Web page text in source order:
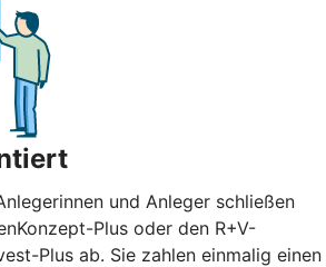
und Anleger schließen
Plus oder den R+V-
Plus ab. Sie zahlen einmalig einen